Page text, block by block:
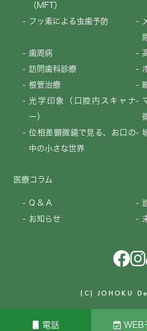
電話 WEB
（MFT）
フッ素による虫歯予防
歯周病
訪問歯科診療
根管治療
光学印象（口腔内スキャナ
ー）
位相差顕微鏡で見る、お口の
中の小さな世界
医療コラム
Q & A
お知らせ
(C) JOHOKU